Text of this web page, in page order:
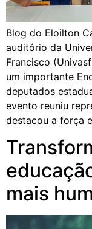
Blog do Eloilton
auditório da
Francisco
um importante
deputados
evento reuniu
destacou a força
mais